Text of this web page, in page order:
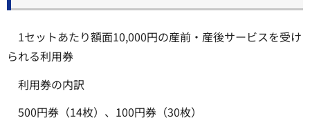
1セットあたり額面10,000円の産前・産後サービスを受け
られる利用券
利用券の内訳
500円券（14枚）、100円券（30枚）